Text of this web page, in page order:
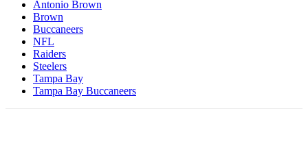
Antonio Brown
Brown
Buccaneers
NFL
Raiders
Steelers
Tampa Bay
Tampa Bay Buccaneers